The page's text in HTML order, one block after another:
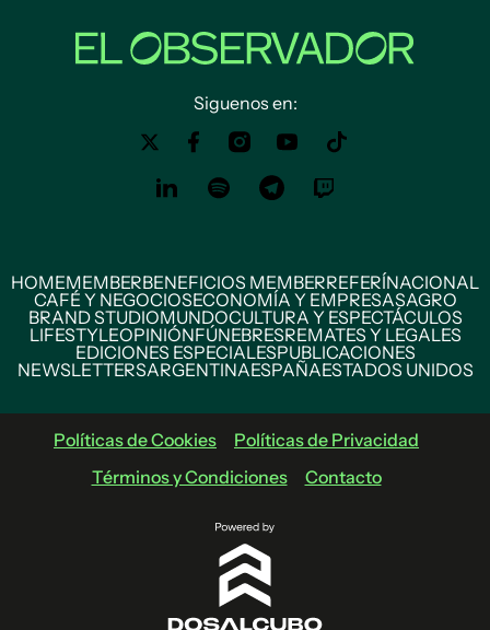
Siguenos en:
HOMEMEMBERBENEFICIOS MEMBERREFERÍNACIONAL
CAFÉ Y NEGOCIOSECONOMÍA Y EMPRESASAGRO
BRAND STUDIOMUNDOCULTURA Y ESPECTÁCULOS
LIFESTYLEOPINIÓNFÚNEBRESREMATES Y LEGALES
EDICIONES ESPECIALESPUBLICACIONES
NEWSLETTERSARGENTINAESPAÑAESTADOS UNIDOS
Políticas de Cookies
Políticas de Privacidad
Términos y Condiciones
Contacto